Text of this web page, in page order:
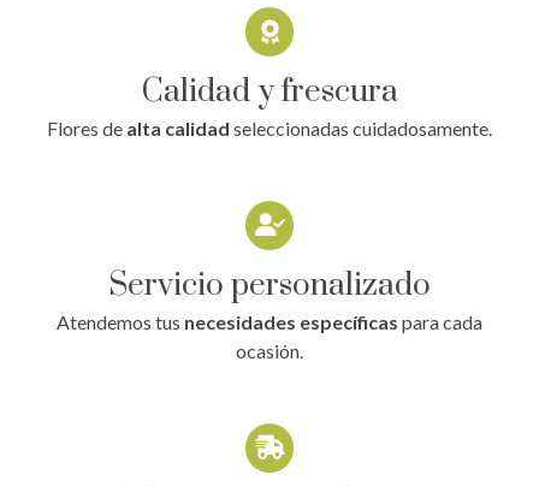
Calidad y frescura
Flores de alta calidad seleccionadas cuidadosamente.
Servicio personalizado
Atendemos tus necesidades específicas para cada
ocasión.